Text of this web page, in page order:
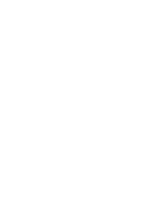
２０２５年１月５日(日)